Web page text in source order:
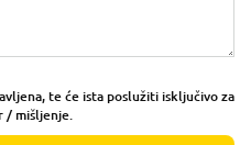
te će ista poslužiti isključivo za
/ mišljenje.